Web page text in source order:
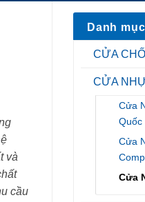
Danh
CỬA
CỬA
Cửa
Quốc
Cửa
Cửa
và
cầu